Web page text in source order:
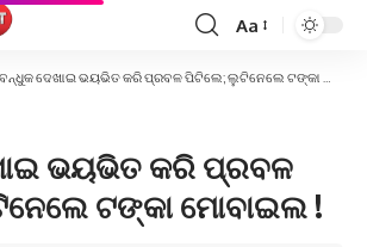
Font
Resizer
Aa
ବନ୍ଧୁକ ଦେଖାଇ ଭୟଭିତ କରି ପ୍ରବଳ ପିଟିଲେ; ଲୁଟିନେଲେ ଟଙ୍କା ମୋବାଇଲ !
ଭୟଭିତ କରି ପ୍ରବଳ
ଟଙ୍କା ମୋବାଇଲ !